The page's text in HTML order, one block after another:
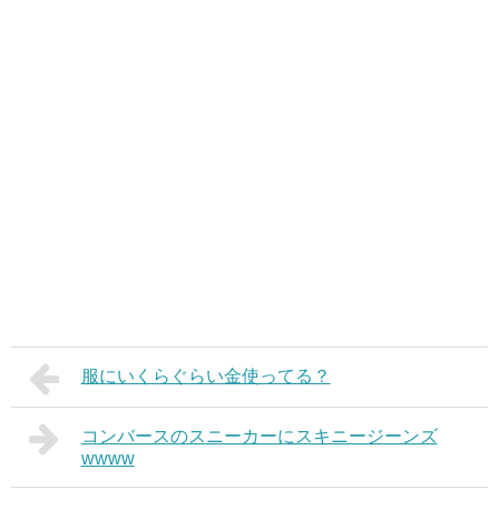
服にいくらぐらい金使ってる？
コンバースのスニーカーにスキニージーンズ
wwww